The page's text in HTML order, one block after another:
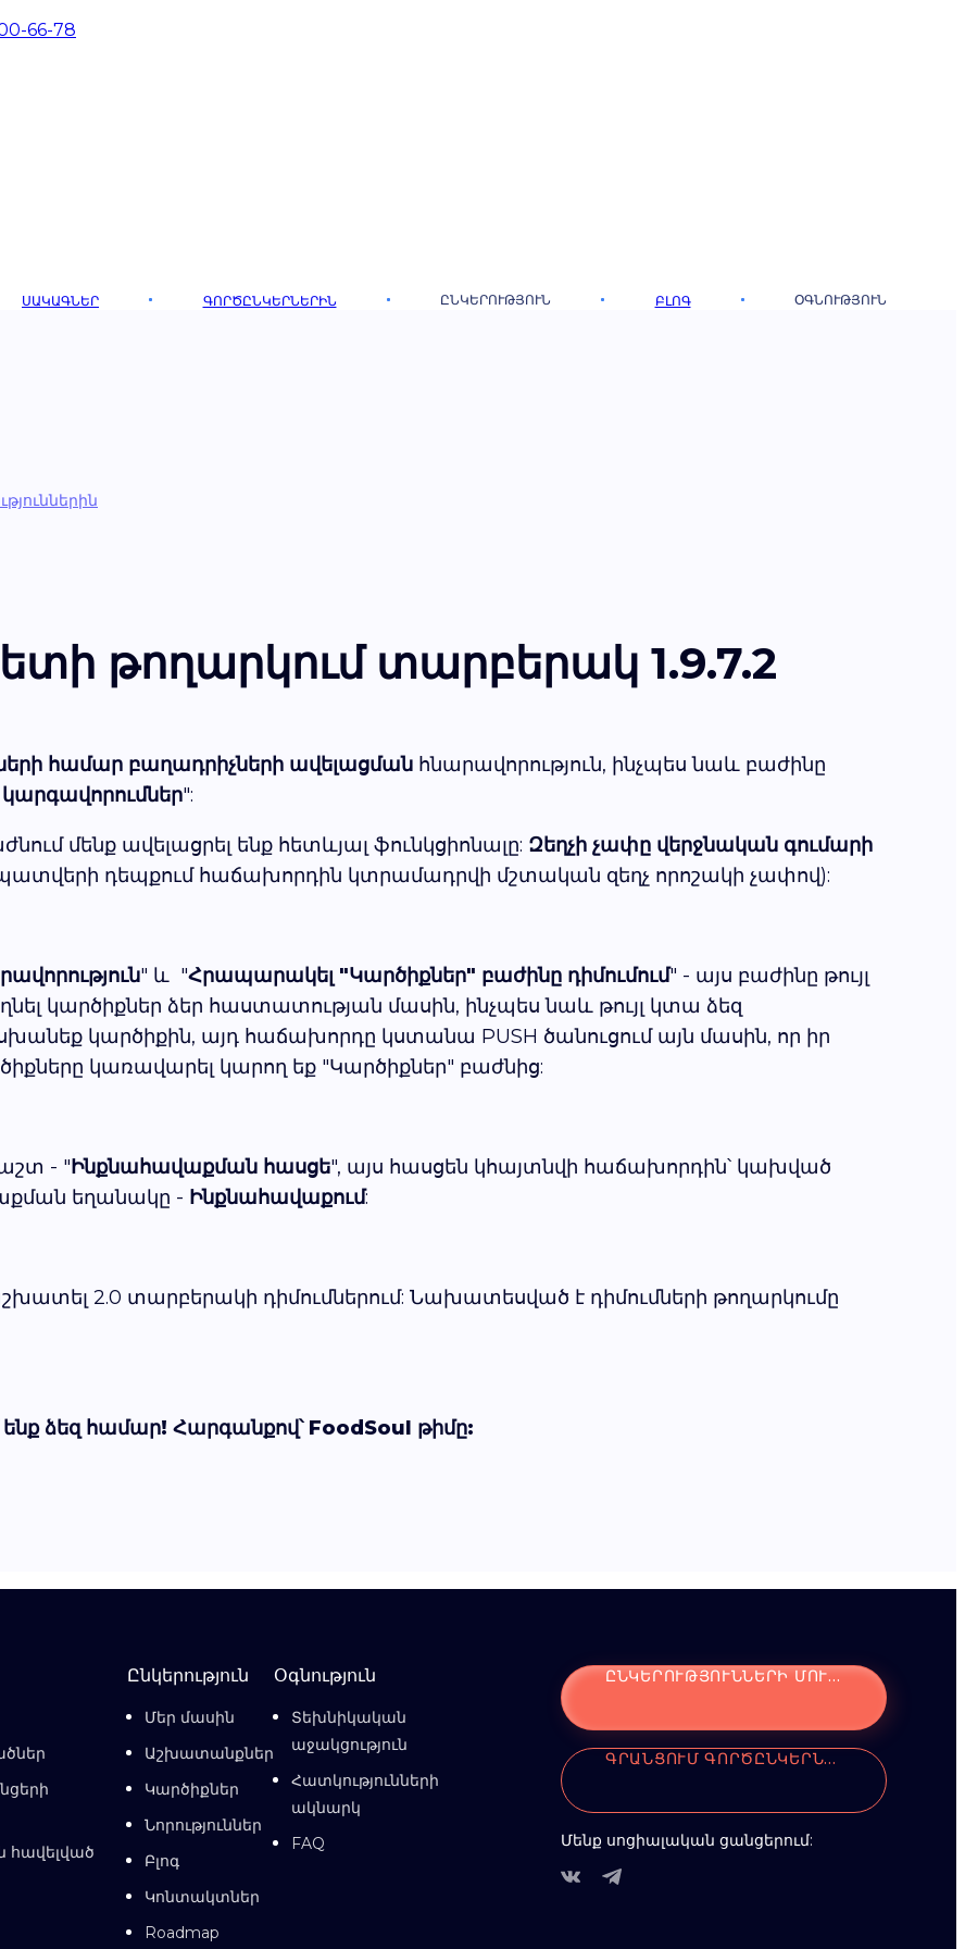
66-78
ՍԱԿԱԳՆԵՐ ԳՈՐԾԸՆԿԵՐՆԵՐԻՆ ԸՆԿԵՐՈՒԹՅՈՒՆ ԲԼՈԳ ՕԳՆՈՒԹՅՈՒՆ
թողարկում տարբերակ 1.9.7.2
համար բաղադրիչների ավելացման հնարավորություն, ինչպես նաև բաժինը
կարգավորումներ":
մենք ավելացրել ենք հետևյալ ֆունկցիոնալը: Զեղչի չափը վերջնական գումարի
պատվերի դեպքում հաճախորդին կտրամադրվի մշտական զեղչ որոշակի չափով):
" և "Հրապարակել "Կարծիքներ" բաժինը դիմումում" - այս բաժինը թույլ
կարծիքներ ձեր հաստատության մասին, ինչպես նաև թույլ կտա ձեզ
կարծիքին, այդ հաճախորդը կստանա PUSH ծանուցում այն մասին, որ իր
կառավարել կարող եք "Կարծիքներ" բաժնից:
- "Ինքնահավաքման հասցե", այս հասցեն կհայտնվի հաճախորդին՝ կախված
եղանակը - Ինքնահավաքում:
աշխատել 2.0 տարբերակի դիմումներում: Նախատեսված է դիմումների թողարկումը
ձեզ համար! Հարգանքով՝ FoodSoul թիմը:
հավելված
Ընկերություն
Մեր մասին
Աշխատանքներ
Կարծիքներ
Նորություններ
Բլոգ
Կոնտակտներ
Roadmap
Օգնություն
Տեխնիկական
աջակցություն
Հատկությունների
ակնարկ
FAQ
ԸՆԿԵՐՈՒԹՅՈՒՆՆԵՐԻ ՄՈՒՏՔ
ԳՐԱՆՑՈՒՄ ԳՈՐԾԸՆԿԵՐՆԵՐԻ ՀԱՄԱՐ
Մենք սոցիալական ցանցերում: